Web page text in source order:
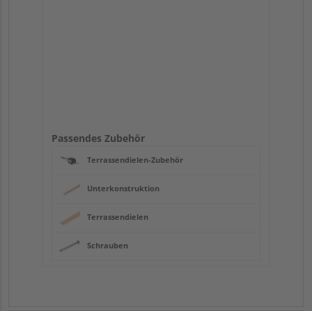
Passendes Zubehör
Terrassendielen-Zubehör
Unterkonstruktion
Terrassendielen
Schrauben